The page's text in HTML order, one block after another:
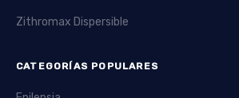
Zithromax Dispersible
CATEGORÍAS POPULARES